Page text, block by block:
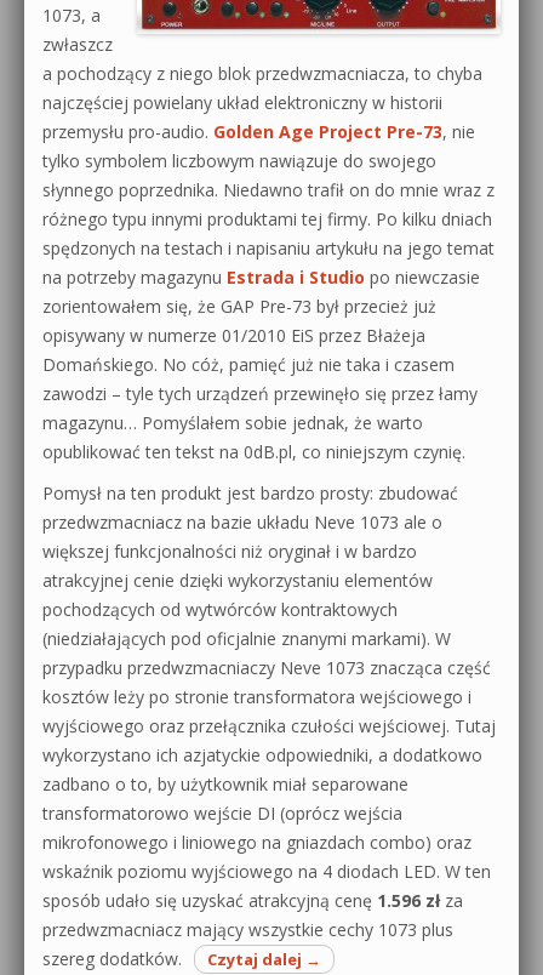
1073, a
zwłaszcz
a pochodzący z niego blok przedwzmacniacza, to chyba
najczęściej powielany układ elektroniczny w historii
przemysłu pro-audio. Golden Age Project Pre-73, nie
tylko symbolem liczbowym nawiązuje do swojego
słynnego poprzednika. Niedawno trafił on do mnie wraz z
różnego typu innymi produktami tej firmy. Po kilku dniach
spędzonych na testach i napisaniu artykułu na jego temat
na potrzeby magazynu Estrada i Studio po niewczasie
zorientowałem się, że GAP Pre-73 był przecież już
opisywany w numerze 01/2010 EiS przez Błażeja
Domańskiego. No cóż, pamięć już nie taka i czasem
zawodzi – tyle tych urządzeń przewinęło się przez łamy
magazynu… Pomyślałem sobie jednak, że warto
opublikować ten tekst na 0dB.pl, co niniejszym czynię.
Pomysł na ten produkt jest bardzo prosty: zbudować
przedwzmacniacz na bazie układu Neve 1073 ale o
większej funkcjonalności niż oryginał i w bardzo
atrakcyjnej cenie dzięki wykorzystaniu elementów
pochodzących od wytwórców kontraktowych
(niedziałających pod oficjalnie znanymi markami). W
przypadku przedwzmacniaczy Neve 1073 znacząca część
kosztów leży po stronie transformatora wejściowego i
wyjściowego oraz przełącznika czułości wejściowej. Tutaj
wykorzystano ich azjatyckie odpowiedniki, a dodatkowo
zadbano o to, by użytkownik miał separowane
transformatorowo wejście DI (oprócz wejścia
mikrofonowego i liniowego na gniazdach combo) oraz
wskaźnik poziomu wyjściowego na 4 diodach LED. W ten
sposób udało się uzyskać atrakcyjną cenę 1.596 złza
przedwzmacniacz mający wszystkie cechy 1073 plus
szereg dodatków.
Czytaj dalej →